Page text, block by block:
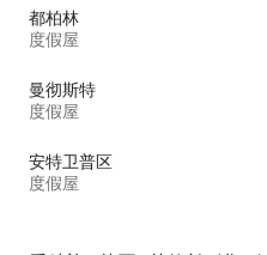
都柏林
度假屋
曼彻斯特
度假屋
安特卫普区
度假屋